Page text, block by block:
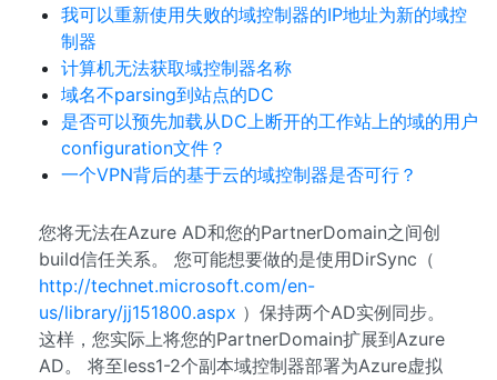
我可以重新使用失败的域控制器的IP地址为新的域控
制器
计算机无法获取域控制器名称
域名不parsing到站点的DC
是否可以预先加载从DC上断开的工作站上的域的用户
configuration文件？
一个VPN背后的基于云的域控制器是否可行？
您将无法在Azure AD和您的PartnerDomain之间创
build信任关系。 您可能想要做的是使用DirSync（
http://technet.microsoft.com/en-
us/library/jj151800.aspx ）保持两个AD实例同步。
这样，您实际上将您的PartnerDomain扩展到Azure
AD。 将至less1-2个副本域控制器部署为Azure虚拟